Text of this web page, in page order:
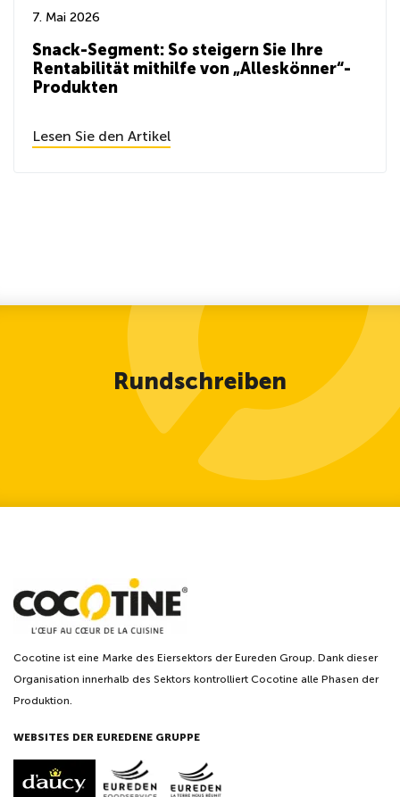
7. Mai 2026
Snack-Segment: So steigern Sie Ihre
Rentabilität mithilfe von „Alleskönner“-
Produkten
Lesen Sie den Artikel
Rundschreiben
Cocotine ist eine Marke des Eiersektors der Eureden Group. Dank dieser
Organisation innerhalb des Sektors kontrolliert Cocotine alle Phasen der
Produktion.
WEBSITES DER EUREDENE GRUPPE